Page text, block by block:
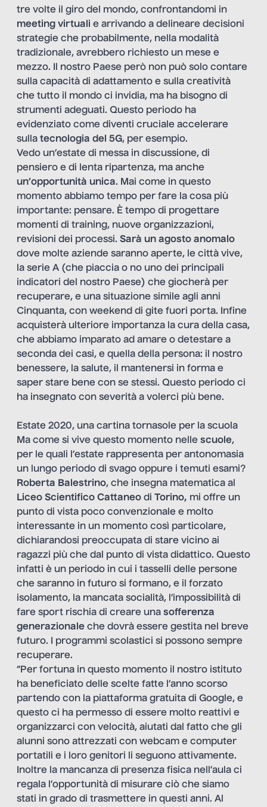
tre volte il giro del mondo, confrontandomi in
meeting virtuali e arrivando a delineare decisioni
strategie che probabilmente, nella modalità
tradizionale, avrebbero richiesto un mese e
mezzo. Il nostro Paese però non può solo contare
sulla capacità di adattamento e sulla creatività
che tutto il mondo ci invidia, ma ha bisogno di
strumenti adeguati. Questo periodo ha
evidenziato come diventi cruciale accelerare
sulla tecnologia del 5G, per esempio.
Vedo un’estate di messa in discussione, di
pensiero e di lenta ripartenza, ma anche
un’opportunità unica. Mai come in questo
momento abbiamo tempo per fare la cosa più
importante: pensare. È tempo di progettare
momenti di training, nuove organizzazioni,
revisioni dei processi. Sarà un agosto anomalo
dove molte aziende saranno aperte, le città vive,
la serie A (che piaccia o no uno dei principali
indicatori del nostro Paese) che giocherà per
recuperare, e una situazione simile agli anni
Cinquanta, con weekend di gite fuori porta. Infine
acquisterà ulteriore importanza la cura della casa,
che abbiamo imparato ad amare o detestare a
seconda dei casi, e quella della persona: il nostro
benessere, la salute, il mantenersi in forma e
saper stare bene con se stessi. Questo periodo ci
ha insegnato con severità a volerci più bene.
Estate 2020, una cartina tornasole per la scuola
Ma come si vive questo momento nelle scuole,
per le quali l’estate rappresenta per antonomasia
un lungo periodo di svago oppure i temuti esami?
Roberta Balestrino, che insegna matematica al
Liceo Scientifico Cattaneo di Torino, mi offre un
punto di vista poco convenzionale e molto
interessante in un momento così particolare,
dichiarandosi preoccupata di stare vicino ai
ragazzi più che dal punto di vista didattico. Questo
infatti è un periodo in cui i tasselli delle persone
che saranno in futuro si formano, e il forzato
isolamento, la mancata socialità, l’impossibilità di
fare sport rischia di creare una sofferenza
generazionale che dovrà essere gestita nel breve
futuro. I programmi scolastici si possono sempre
recuperare.
“Per fortuna in questo momento il nostro istituto
ha beneficiato delle scelte fatte l’anno scorso
partendo con la piattaforma gratuita di Google, e
questo ci ha permesso di essere molto reattivi e
organizzarci con velocità, aiutati dal fatto che gli
alunni sono attrezzati con webcam e computer
portatili e i loro genitori li seguono attivamente.
Inoltre la mancanza di presenza fisica nell’aula ci
regala l’opportunità di misurare ciò che siamo
stati in grado di trasmettere in questi anni. Al